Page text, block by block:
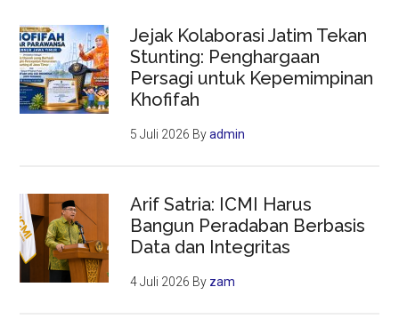
Jejak Kolaborasi Jatim Tekan
Stunting: Penghargaan
Persagi untuk Kepemimpinan
Khofifah
5 Juli 2026 Byadmin
Arif Satria: ICMI Harus
Bangun Peradaban Berbasis
Data dan Integritas
4 Juli 2026 By zam